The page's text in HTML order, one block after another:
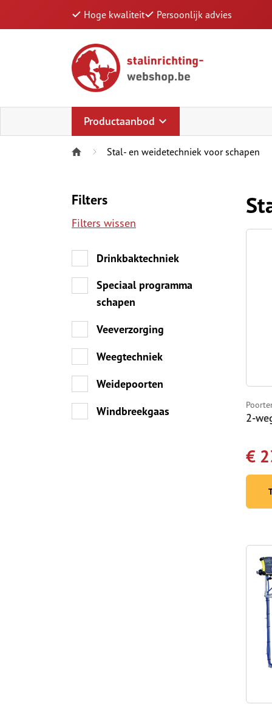
Hoge kwaliteit Persoonlijk advies
Productaanbod
Stal- en weidetechniek voor schapen
2-
€
Filters
Filters wissen
Drinkbaktechniek
Speciaal programma
schapen
Veeverzorging
Weegtechniek
Weidepoorten
Windbreekgaas